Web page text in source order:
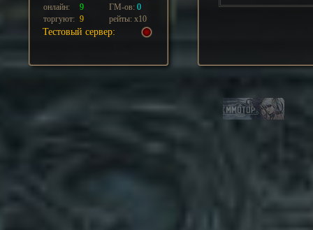
онлайн:
9 ГМ-ов: 0
торгуют: 9 рейты: х10
Тестовый сервер: